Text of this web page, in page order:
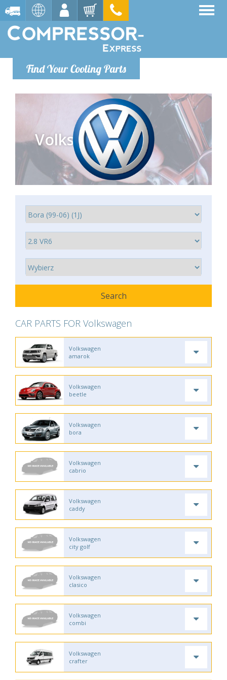
Find Your Cooling Parts
Volkswagen
CAR PARTS FOR Volkswagen
Volkswagen
amarok
Volkswagen
beetle
Volkswagen
bora
Volkswagen
cabrio
Volkswagen
caddy
Volkswagen
city golf
Volkswagen
clasico
Volkswagen
combi
Volkswagen
crafter